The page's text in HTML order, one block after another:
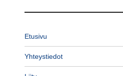
Etusivu
Yhteystiedot